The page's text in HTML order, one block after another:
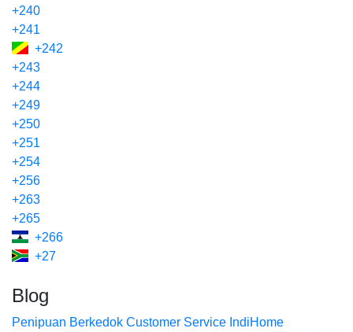
+240
+241
+242
+243
+244
+249
+250
+251
+254
+256
+263
+265
+266
+27
Blog
Penipuan Berkedok Customer Service IndiHome